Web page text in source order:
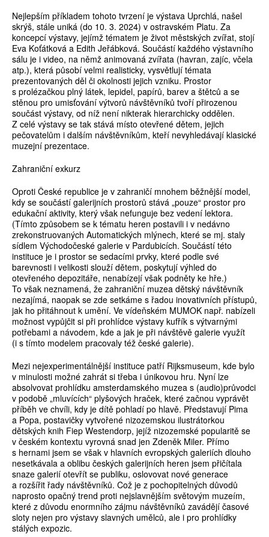
Nejlepším příkladem tohoto tvrzení je výstava Uprchlá, našel
skrýš, stále uniká (do 10. 3. 2024) v ostravském Platu. Za
koncepcí výstavy, jejímž tématem je život městských zvířat, stojí
Eva Koťátková a Edith Jeřábková. Součástí každého výstavního
sálu je i video, na němž animovaná zvířata (havran, zajíc, včela
atp.), která působí velmi realisticky, vysvětlují témata
prezentovaných děl či okolnosti jejich vzniku. Prostor
s prolézačkou plný látek, lepidel, papírů, barev a štětců a se
stěnou pro umisťování výtvorů návštěvníků tvoří přirozenou
součást výstavy, od níž není nikterak hierarchicky oddělen.
Z celé výstavy se tak stává místo otevřené dětem, jejich
pečovatelům i dalším návštěvníkům, kteří nevyhledávají klasické
muzejní prezentace.
Zahraniční exkurz
Oproti České republice je v zahraničí mnohem běžnější model,
kdy se součástí galerijních prostorů stává „pouze“ prostor pro
edukační aktivity, který však nefunguje bez vedení lektora.
(Tímto způsobem se k tématu heren postavili i v nedávno
zrekonstruovaných Automatických mlýnech, které se mj. staly
sídlem Východočeské galerie v Pardubicích. Součástí této
instituce je i prostor se sedacími prvky, které podle své
barevnosti i velikosti slouží dětem, poskytují výhled do
otevřeného depozitáře, nenabízejí však podněty ke hře.)
To však neznamená, že zahraniční muzea dětský návštěvník
nezajímá, naopak se zde setkáme s řadou inovativních přístupů,
jak ho přitáhnout k umění. Ve vídeňském MUMOK např. nabízeli
možnost vypůjčit si při prohlídce výstavy kufřík s výtvarnými
potřebami a návodem, kde a jak je při návštěvě galerie využít
(i s tímto modelem pracovaly též české galerie).
Mezi nejexperimentálnější instituce patří Rijksmuseum, kde bylo
v minulosti možné zahrát si třeba i únikovou hru. Nyní lze
absolvovat prohlídku amsterdamského muzea s (audio)průvodci
v podobě „mluvících“ plyšových hraček, které začnou vyprávět
příběh ve chvíli, kdy je dítě pohladí po hlavě. Představují Pima
a Popa, postavičky vytvořené nizozemskou ilustrátorkou
dětských knih Fiep Westendorp, jejíž nizozemské popularitě se
v českém kontextu vyrovná snad jen Zdeněk Miler. Přímo
s hernami jsem se však v hlavních evropských galeriích dlouho
nesetkávala a oblibu českých galerijních heren jsem přičítala
snaze galerií otevřít se publiku, oslovovat nové generace
a rozšířit řady návštěvníků. Což je z pochopitelných důvodů
naprosto opačný trend proti nejslavnějším světovým muzeím,
které z důvodu enormního zájmu návštěvníků zavádějí časové
sloty nejen pro výstavy slavných umělců, ale i pro prohlídky
stálých expozic.